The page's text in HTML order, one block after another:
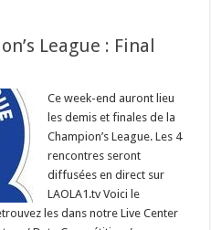
League : Final
Ce week-end auront lieu
les demis et finales de la
Champion’s League. Les 4
rencontres seront
diffusées en direct sur
LAOLA1.tv Voici le
les dans notre Live Center